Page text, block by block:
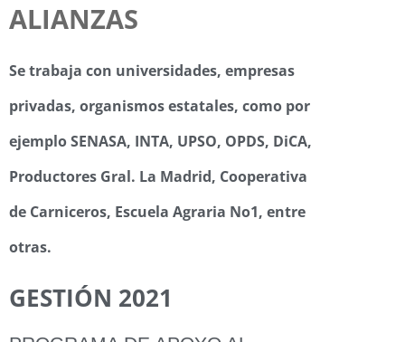
ALIANZAS
Se trabaja con universidades, empresas
privadas, organismos estatales, como por
ejemplo SENASA, INTA, UPSO, OPDS, DiCA,
Productores Gral. La Madrid, Cooperativa
de Carniceros, Escuela Agraria No1, entre
otras.
GESTIÓN 2021